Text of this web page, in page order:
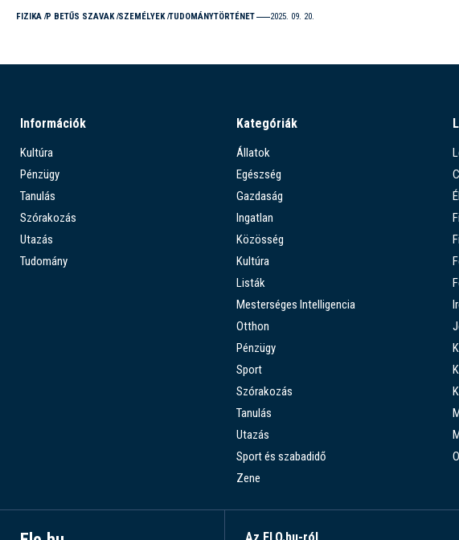
FIZIKA P BETŰS SZAVAK SZEMÉLYEK TUDOMÁNYTÖRTÉNET 2025. 09. 20.
Információk
Kultúra
Pénzügy
Tanulás
Szórakozás
Utazás
Tudomány
Kategóriák
Állatok
Egészség
Gazdaság
Ingatlan
Közösség
Kultúra
Listák
Mesterséges Intelligencia
Otthon
Pénzügy
Sport
Szórakozás
Tanulás
Utazás
Sport és szabadidő
Zene